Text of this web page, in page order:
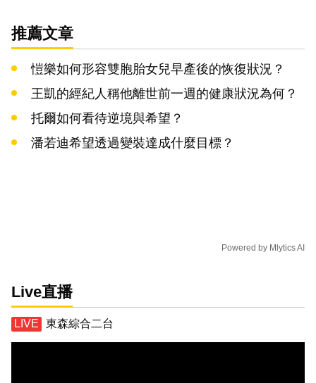
推薦文章
愷樂如何形容雙胞胎女兒早產後的恢復狀況？
王凱的經紀人稱他離世前一週的健康狀況為何？
托爾如何看待逆境與希望？
潘若迪希望透過變裝達成什麼目標？
Powered by Mlytics AI
Live直播
東森綜合二台